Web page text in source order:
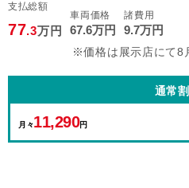
支払総額
77.3万円
車両価格
67.6万円
諸費用
9.7万円
※価格は展示店にて8
通常
月々11,290円